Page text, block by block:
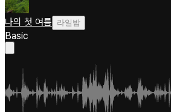
나의 첫 여름 라일밤
Basic